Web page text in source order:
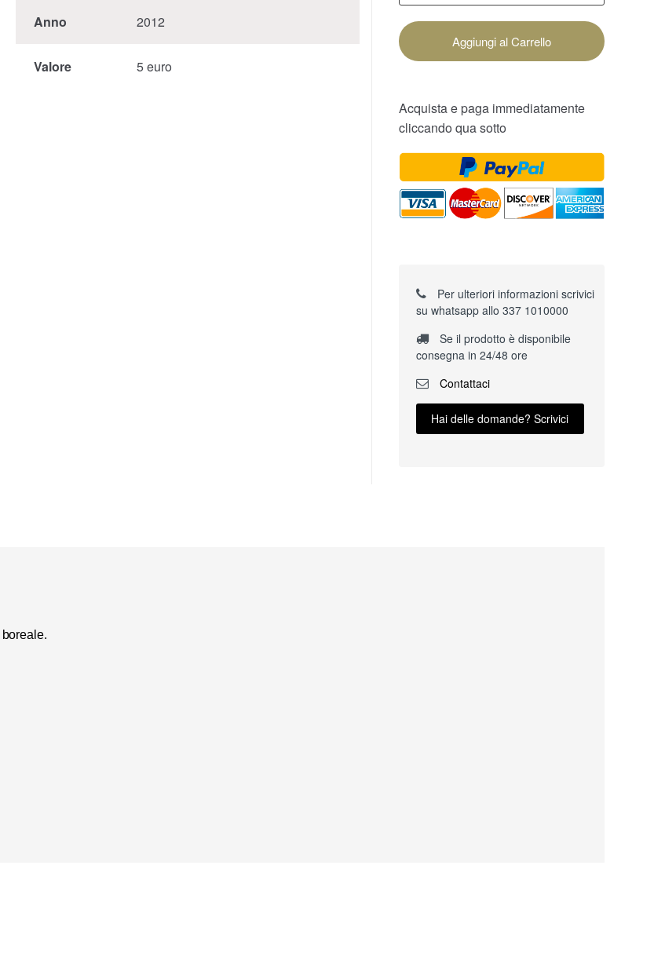
Anno 2012
Valore 5 euro
Aggiungi al Carrello
Acquista e paga immediatamente
cliccando qua sotto
Per ulteriori informazioni scrivici
su whatsapp allo 337 1010000
Se il prodotto è disponibile
consegna in 24/48 ore
Contattaci
Hai delle domande? Scrivici
.